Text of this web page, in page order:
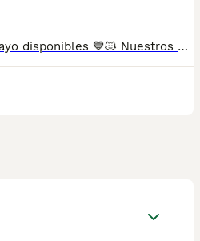
🐱💙 Preciosos gatitos Persa Himalayo disponibles 💙🐱 Nuestros gatitos Persa Himalayo crecen en un entorno familiar 🏡, rodeados de cariño, atención y los mejores cuidados desde sus primeros días de vida. Son pequeños muy dulces, tranquilos y cariñosos, acostumbrados al contacto humano y perfectamente socializados. 😻 ✨ El Persa Himalayo destaca por su espectacular pelaje, sus preciosos ojos azules y su carácter afable y tranquilo, convirtiéndose en un compañero ideal para cualquier hogar. 📋 Se entregan con: ✅ Vacunas correspondientes a su edad ✅ Desparasitaciones al día ✅ Revisión veterinaria completa 🩺 ✅ Cartilla sanitaria ✅ Microchip incluido ✅ Contrato de garantía 📍 Puedes venir a conocerlos sin ningún compromiso. Estaremos encantados de mostrarte a nuestros pequeños y ayudarte a encontrar el compañero perfecto. 🐾 📸 Fotografías 100% reales de nuestros gatitos. No utilizamos imágenes de internet ni somos multicriadero. 🚚 Posibilidad de envío a toda España mediante transporte especializado para mascotas. 📞 Información y reservas por teléfono o WhatsApp RESERVA MÍNIMA 200€ 💖 Gatitos sanos, mimados y criados con mucho amor, listos para formar parte de una familia que les brinde el cariño que merecen. Sus impresionantes ojos azules y su carácter encantador harán que te enamores de ellos desde el primer momento. ✨🐱